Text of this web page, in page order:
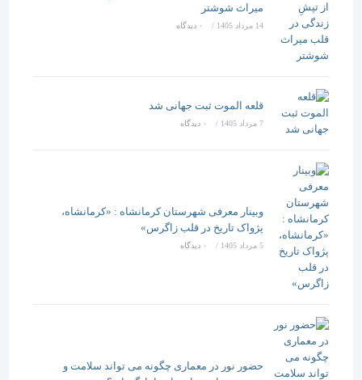
میراث شوشتر
14 مرداد 1405 / ۰ دیدگاه
قلعه الموت ثبت جهانی شد
/ ۰ دیدگاه
وبینار معرفی شهرستان کرمانشاه : «کرمانشاه،
پژواک تاریخ در قلب زاگرس»
5 مرداد 1405 / ۰ دیدگاه
حضور نور در معماری چگونه می تواند سلامت و